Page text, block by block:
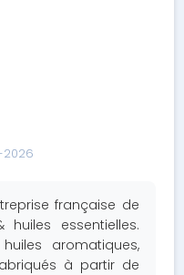
française de
huiles essentielles.
aromatiques,
à partir de